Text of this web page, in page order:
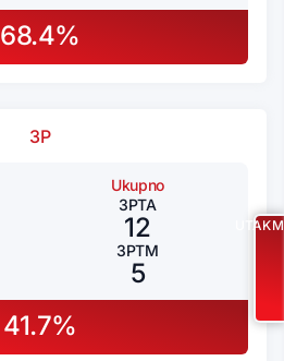
68.4%
3P
Ukupno
3PTA
12
3PTM
5
41.7%